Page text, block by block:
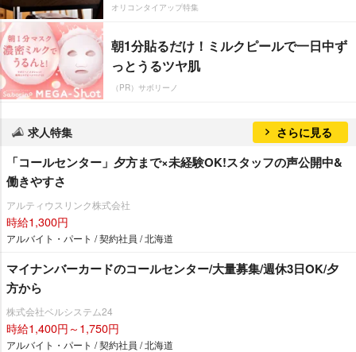
オリコンタイアップ特集
朝1分貼るだけ！ミルクピールで一日中ず
っとうるツヤ肌
（PR）サボリーノ
求人特集 さらに見る
「コールセンター」夕方まで×未経験OK!スタッフの声公開中&
働きやすさ
アルティウスリンク株式会社
時給1,300円
アルバイト・パート / 契約社員 / 北海道
マイナンバーカードのコールセンター/大量募集/週休3日OK/夕
方から
株式会社ベルシステム24
時給1,400円～1,750円
アルバイト・パート / 契約社員 / 北海道